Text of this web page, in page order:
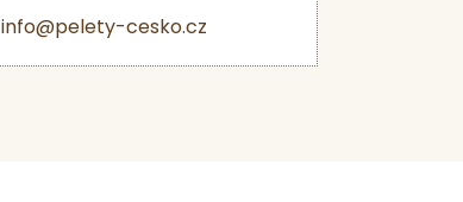
info@pelety-cesko.cz